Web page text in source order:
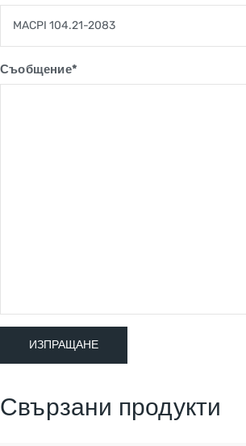
Съобщение*
Свързани продукти